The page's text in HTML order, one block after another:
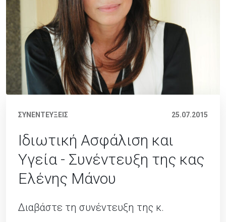
ΣΥΝΕΝΤΕΥΞΕΙΣ 25.07.2015
Ιδιωτική Ασφάλιση και
Υγεία - Συνέντευξη της κας
Ελένης Μάνου
Διαβάστε τη συνέντευξη της κ.